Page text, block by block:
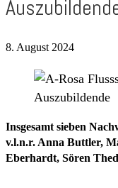
8. August 2024
Insgesamt sieben
v.l.n.r. Anna Buttler,
Eberhardt, Sören